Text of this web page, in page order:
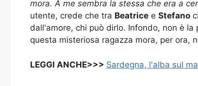
mora. A me sembra la stessa che era a
utente, crede che tra Beatrice e Stefano
dall'amore, chi può dirlo. Infondo, non è
questa misteriosa ragazza mora, per ora,
LEGGI ANCHE>>> Sardegna, l'alba sul